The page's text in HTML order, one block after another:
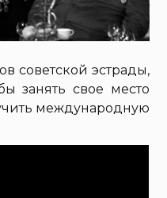
советской эстрады,
занять свое место
международную